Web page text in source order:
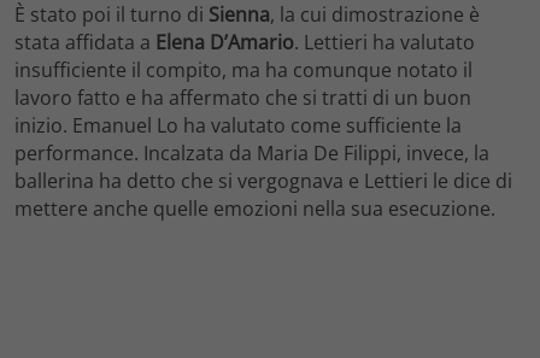
È stato poi il turno di Sienna, la cui dimostrazione è
stata affidata a Elena D’Amario. Lettieri ha valutato
insufficiente il compito, ma ha comunque notato il
lavoro fatto e ha affermato che si tratti di un buon
inizio. Emanuel Lo ha valutato come sufficiente la
performance. Incalzata da Maria De Filippi, invece, la
ballerina ha detto che si vergognava e Lettieri le dice di
mettere anche quelle emozioni nella sua esecuzione.